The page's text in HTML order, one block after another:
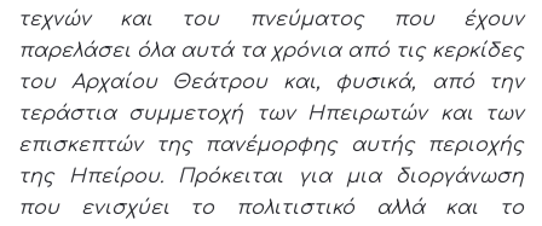
τεχνών και του πνεύματος που έχουν
παρελάσει όλα αυτά τα χρόνια από τις κερκίδες
του Αρχαίου Θεάτρου και, φυσικά, από την
τεράστια συμμετοχή των Ηπειρωτών και των
επισκεπτών της πανέμορφης αυτής περιοχής
της Ηπείρου. Πρόκειται για μια διοργάνωση
που ενισχύει το πολιτιστικό αλλά και το